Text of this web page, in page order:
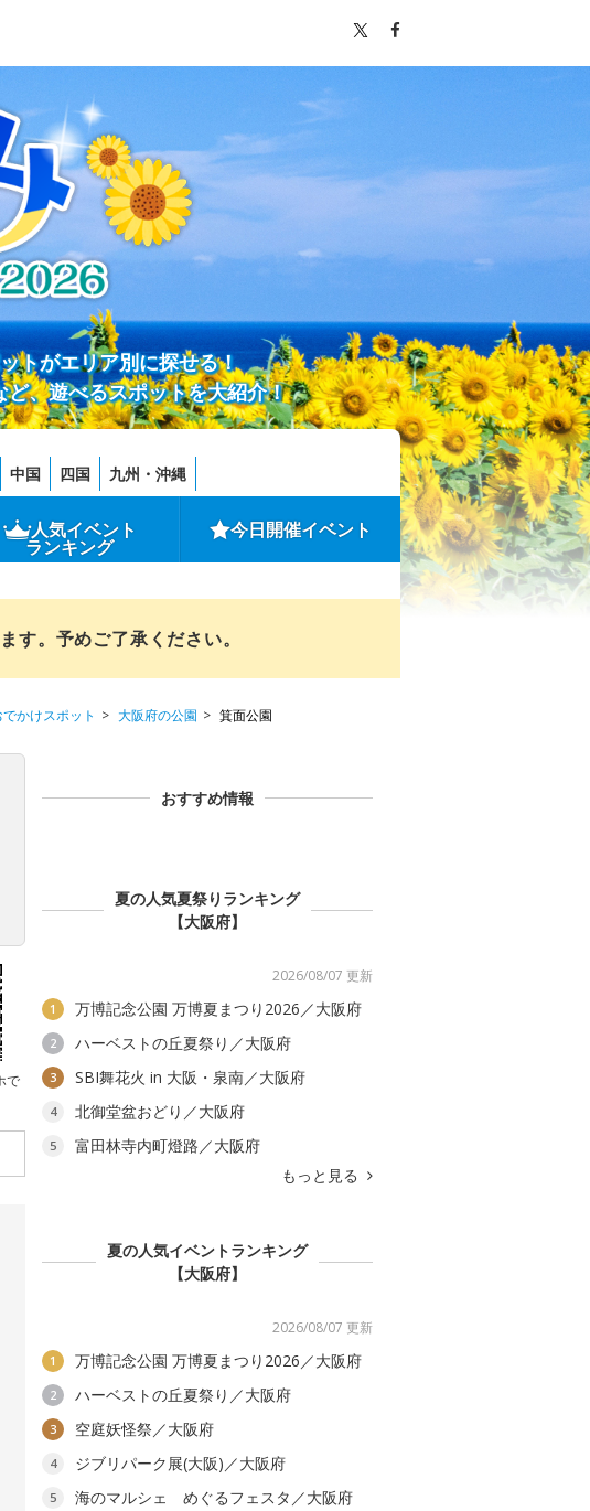
トがエリア別に探せる！
、遊べるスポットを大紹介！
中国 四国 九州・沖縄
人気イベント
ランキング
今日開催イベント
す。予めご了承ください。
かけスポット 大阪府の公園 箕面公園
で
おすすめ情報
夏の人気夏祭りランキング
【大阪府】
2026/08/07 更新
1 万博記念公園 万博夏まつり2026／大阪府
2 ハーベストの丘夏祭り／大阪府
3 SBI舞花火 in 大阪・泉南／大阪府
4 北御堂盆おどり／大阪府
5
富田林寺内町燈路／大阪府
もっと見る
夏の人気イベントランキング
【大阪府】
2026/08/07 更新
1 万博記念公園 万博夏まつり2026／大阪府
2 ハーベストの丘夏祭り／大阪府
3 空庭妖怪祭／大阪府
4 ジブリパーク展(大阪)／大阪府
5
海のマルシェ めぐるフェスタ／大阪府